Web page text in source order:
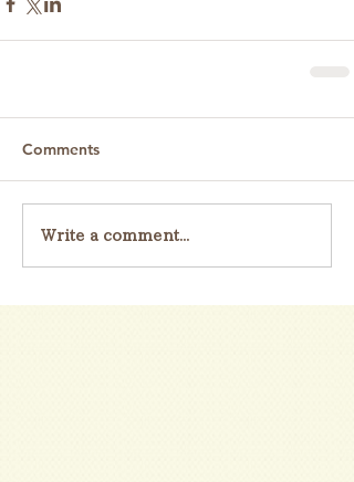
Comments
Write a comment...